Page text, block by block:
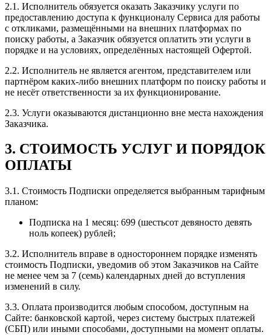
2.1. Исполнитель обязуется оказать Заказчику услуги по
предоставлению доступа к функционалу Сервиса для работы
с откликами, размещёнными на внешних платформах по
поиску работы, а Заказчик обязуется оплатить эти услуги в
порядке и на условиях, определённых настоящей Офертой.
2.2. Исполнитель не является агентом, представителем или
партнёром каких-либо внешних платформ по поиску работы и
не несёт ответственности за их функционирование.
2.3. Услуги оказываются дистанционно вне места нахождения
Заказчика.
3. СТОИМОСТЬ УСЛУГ И ПОРЯДОК
ОПЛАТЫ
3.1. Стоимость Подписки определяется выбранным тарифным
планом:
Подписка на 1 месяц: 699 (шестьсот девяносто девять
ноль копеек) рублей;
3.2. Исполнитель вправе в одностороннем порядке изменять
стоимость Подписки, уведомив об этом Заказчиков на Сайте
не менее чем за 7 (семь) календарных дней до вступления
изменений в силу.
3.3. Оплата производится любым способом, доступным на
Сайте: банковской картой, через систему быстрых платежей
(СБП) или иными способами, доступными на момент оплаты.